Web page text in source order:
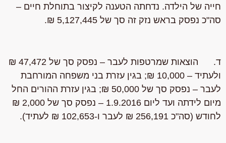
חייה של הילדה. נדחתה הטענה לקיצור בתוחלת חיים –
סה"כ נפסק בראש נזק זה סך של 5,127,445 ₪.
ד. הוצאות שמרטפות לעבר – נפסק סך של 47,472 ₪
ולעתיד – 10,000 ₪; בגין עזרת בני משפחה המורחבת
לעבר – נפסק סך של 50,000 ₪; בגין עזרת ההורים החל
מיום לידתה ועד ליום 1.9.2016 – נפסק סך של 2,000 ₪
לחודש (סה"כ 256,191 ₪ לעבר ו-102,653 ₪ לעתיד).